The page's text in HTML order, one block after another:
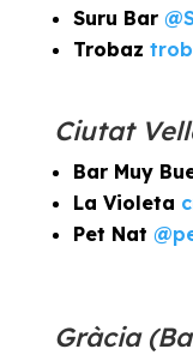
Suru Bar
Trobaz
Ciutat
Bar Muy
La Violeta
Pet Nat
Gràcia